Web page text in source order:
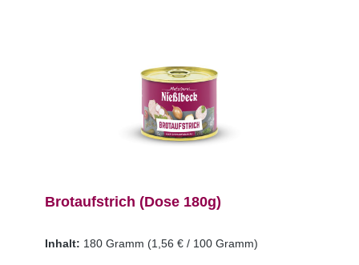
Brotaufstrich (Dose 180g)
Inhalt: 180 Gramm (1,56 € / 100 Gramm)